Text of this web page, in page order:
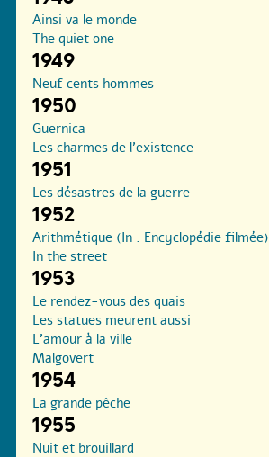
Ainsi va le monde
The quiet one
1949
Neuf cents hommes
1950
Guernica
Les charmes de l’existence
1951
Les désastres de la guerre
1952
Arithmétique (In : Encyclopédie filmée)
In the street
1953
Le rendez-vous des quais
Les statues meurent aussi
L’amour à la ville
Malgovert
1954
La grande pêche
1955
Nuit et brouillard